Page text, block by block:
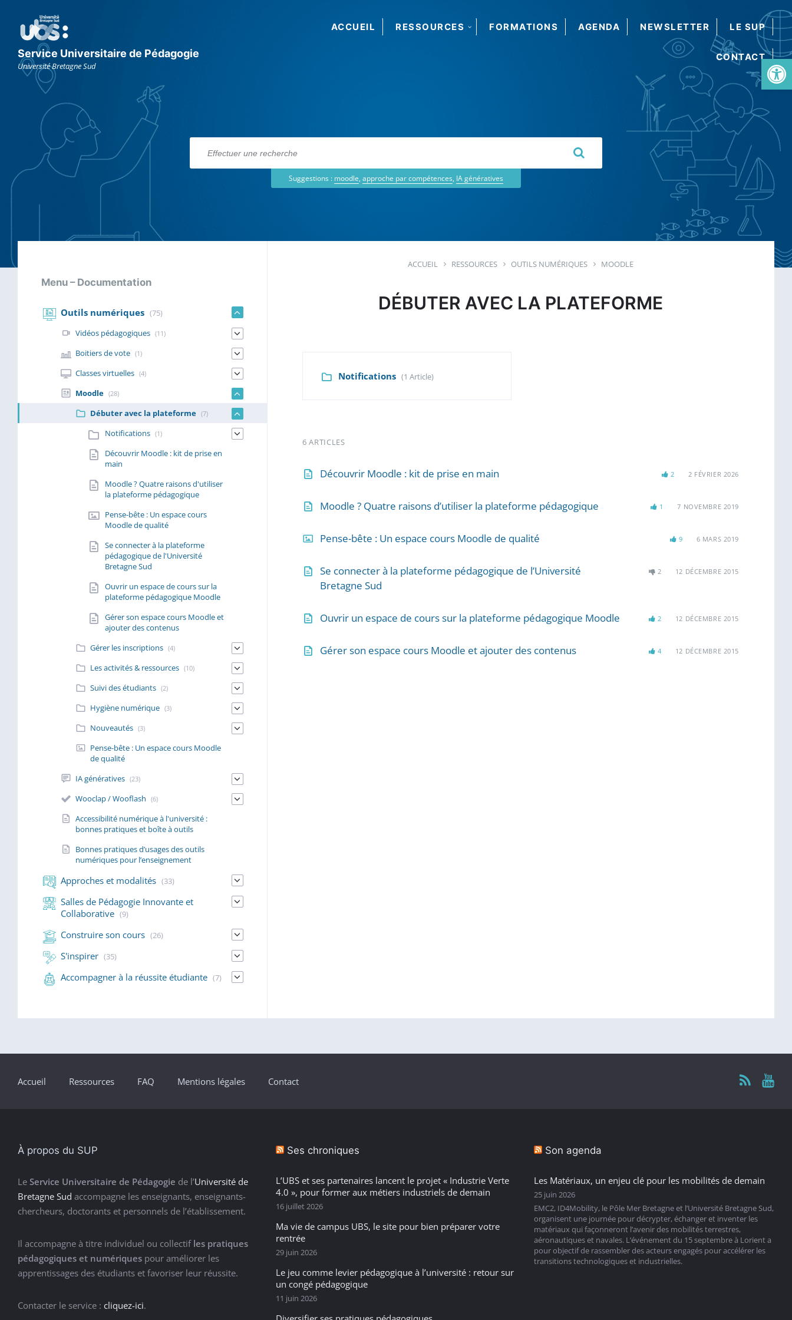
Ouvrir la barre d’outils
contenu
navigation
principale
footer
Service Universitaire de Pédagogie
Université Bretagne Sud
ACCUEIL RESSOURCES FORMATIONS AGENDA NEWSLETTER LE SUP
CONTACT
RECHERCHES
Suggestions : moodle, approche par compétences, IA génératives
ACCUEIL RESSOURCES OUTILS NUMÉRIQUES MOODLE
DÉBUTER AVEC LA PLATEFORME
Notifications (1 Article)
6 ARTICLES
Découvrir Moodle : kit de prise en main 2 2 FÉVRIER 2026
Moodle ? Quatre raisons d’utiliser la plateforme pédagogique 1 7 NOVEMBRE 2019
Pense-bête : Un espace cours Moodle de qualité 9 6 MARS 2019
Se connecter à la plateforme pédagogique de l’Université
Bretagne Sud
2 12 DÉCEMBRE 2015
Ouvrir un espace de cours sur la plateforme pédagogique Moodle 2 12 DÉCEMBRE 2015
Gérer son espace cours Moodle et ajouter des contenus 4 12 DÉCEMBRE 2015
Menu – Documentation
Outils numériques (75)
Vidéos pédagogiques (11)
Boitiers de vote (1)
Classes virtuelles (4)
Moodle (28)
Débuter avec la plateforme (7)
Notifications (1)
Découvrir Moodle : kit de prise en
main
Moodle ? Quatre raisons d'utiliser
la plateforme pédagogique
Pense-bête : Un espace cours
Moodle de qualité
Se connecter à la plateforme
pédagogique de l'Université
Bretagne Sud
Ouvrir un espace de cours sur la
plateforme pédagogique Moodle
Gérer son espace cours Moodle et
ajouter des contenus
Gérer les inscriptions (4)
Les activités & ressources (10)
Suivi des étudiants (2)
Hygiène numérique (3)
Nouveautés (3)
Pense-bête : Un espace cours Moodle
de qualité
IA génératives (23)
Wooclap / Wooflash (6)
Accessibilité numérique à l'université :
bonnes pratiques et boîte à outils
Bonnes pratiques d’usages des outils
numériques pour l’enseignement
Approches et modalités (33)
Salles de Pédagogie Innovante et
Collaborative (9)
Construire son cours (26)
S'inspirer (35)
Accompagner à la réussite étudiante (7)
Accueil Ressources FAQ Mentions légales Contact
À propos du SUP
Le Service Universitaire de Pédagogie de l’Université de
Bretagne Sud accompagne les enseignants, enseignants-
chercheurs, doctorants et personnels de l’établissement.
Il accompagne à titre individuel ou collectif les pratiques
pédagogiques et numériques pour améliorer les
apprentissages des étudiants et favoriser leur réussite.
Contacter le service : cliquez-ici.
Ses chroniques
L’UBS et ses partenaires lancent le projet « Industrie Verte
4.0 », pour former aux métiers industriels de demain
16 juillet 2026
Ma vie de campus UBS, le site pour bien préparer votre
rentrée
29 juin 2026
Le jeu comme levier pédagogique à l’université : retour sur
un congé pédagogique
11 juin 2026
Son agenda
Les Matériaux, un enjeu clé pour les mobilités de demain
25 juin 2026
EMC2, ID4Mobility, le Pôle Mer Bretagne et l’Université Bretagne Sud,
organisent une journée pour décrypter, échanger et inventer les
matériaux qui façonneront l’avenir des mobilités terrestres,
aéronautiques et navales. L’événement du 15 septembre à Lorient a
pour objectif de rassembler des acteurs engagés pour accélérer les
transitions technologiques et industrielles.